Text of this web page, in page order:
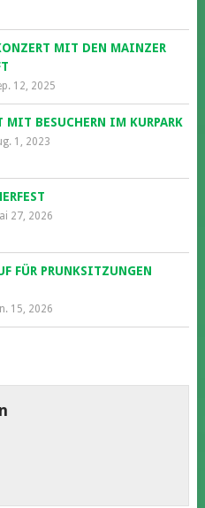
MIT DEN MAINZER
12, 2025
BESUCHERN IM KURPARK
1, 2023
27, 2026
FÜR PRUNKSITZUNGEN
15, 2026